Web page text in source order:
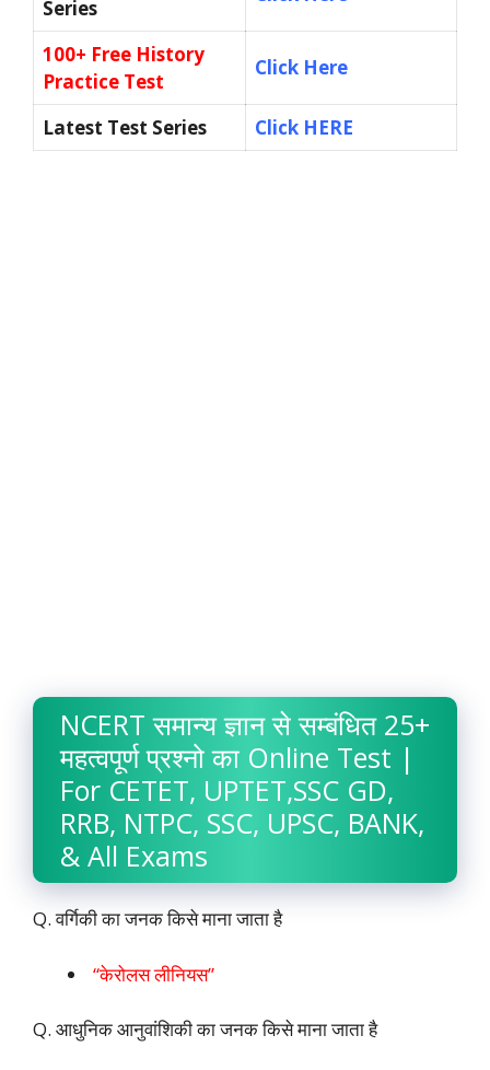
Series
100+ Free History
Practice Test
Click Here
Latest Test Series Click HERE
NCERT समान्य ज्ञान से सम्बंधित 25+
महत्वपूर्ण प्रश्नो का Online Test |
For CETET, UPTET,SSC GD,
RRB, NTPC, SSC, UPSC, BANK,
& All Exams
Q. वर्गिकी का जनक किसे माना जाता है
“केरोलस लीनियस”
Q. आधुनिक आनुवांशिकी का जनक किसे माना जाता है